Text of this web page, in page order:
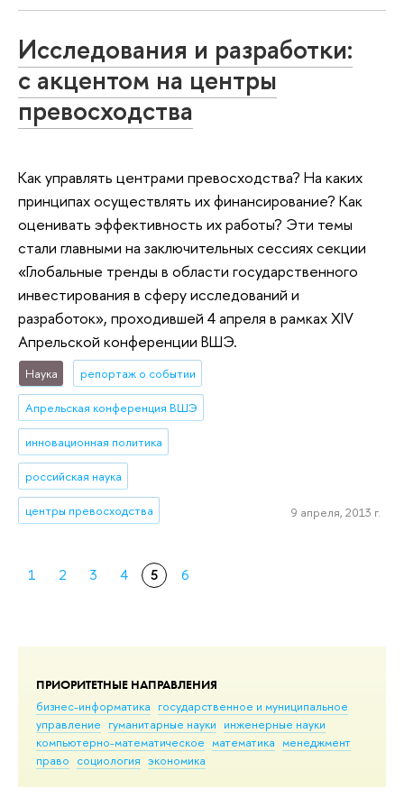
ПРИОРИТЕТНЫЕ НАПРАВЛЕНИЯ
бизнес-информатика государственное и муниципальное
управление гуманитарные науки инженерные науки
компьютерно-математическое математика менеджмент
право социология экономика
Исследования и разработки:
с акцентом на центры
превосходства
Как управлять центрами превосходства? На каких
принципах осуществлять их финансирование? Как
оценивать эффективность их работы? Эти темы
стали главными на заключительных сессиях секции
«Глобальные тренды в области государственного
инвестирования в сферу исследований и
разработок», проходившей 4 апреля в рамках XIV
Апрельской конференции ВШЭ.
Наука репортаж о событии
Апрельская конференция ВШЭ
инновационная политика
российская наука
центры превосходства 9 апреля, 2013 г.
1 2 3 4 5 6